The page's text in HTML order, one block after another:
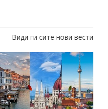
Види ги сите нови вести